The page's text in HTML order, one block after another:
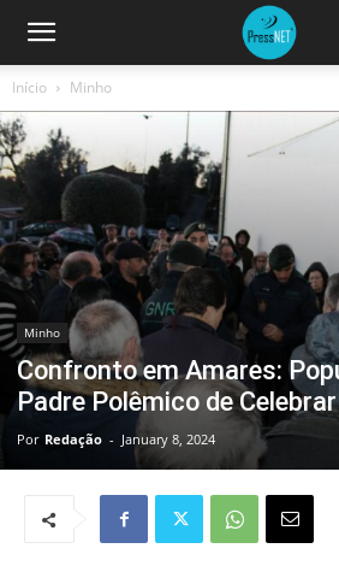
Início Minho
Minho
Confronto em Amares:
Padre Polêmico de
Por Redação - January 8, 2024